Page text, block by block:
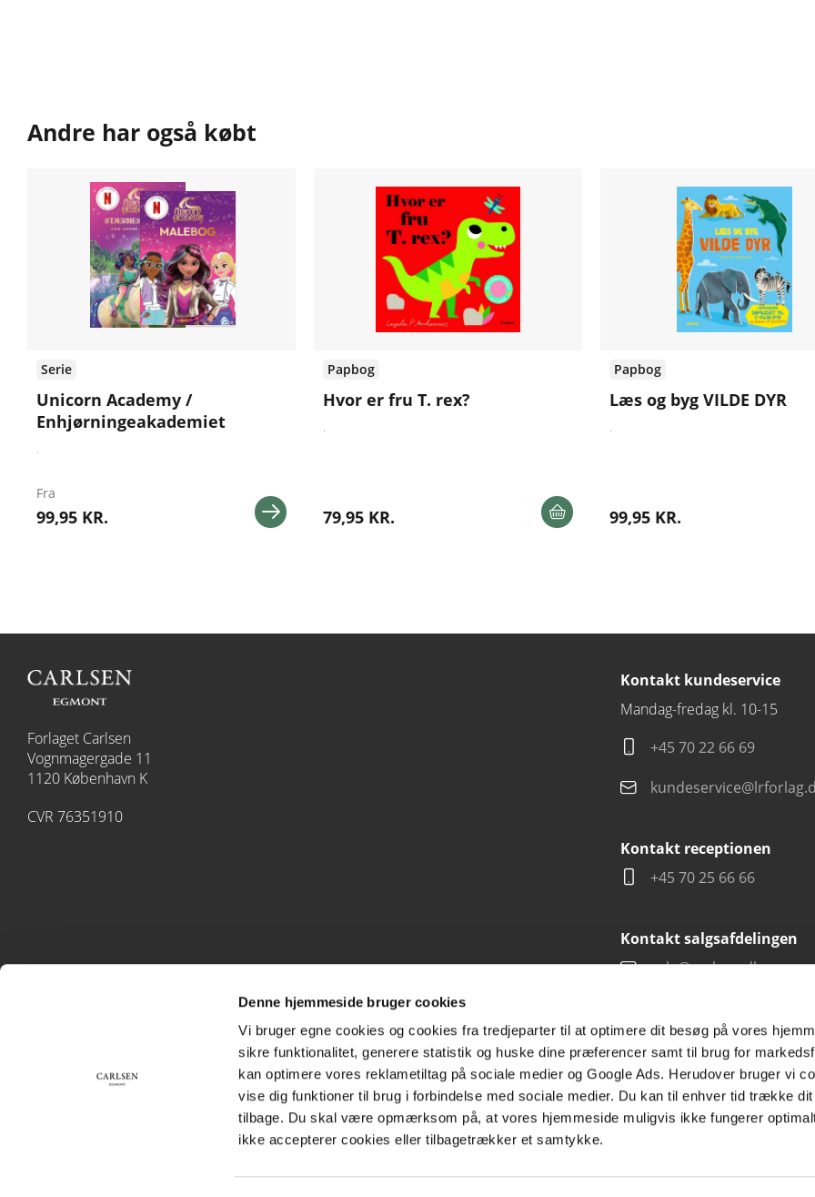
Denne hjemmeside bruger cookies
Vi bruger egne cookies og cookies fra tredjeparter til at optimere dit besøg på vores
sikre funktionalitet, generere statistik og huske dine præferencer samt til brug for
kan optimere vores reklametiltag på sociale medier og Google Ads. Herudover bruger vi
vise dig funktioner til brug i forbindelse med sociale medier. Du kan til enhver tid trække
tilbage. Du skal være opmærksom på, at vores hjemmeside muligvis ikke fungerer
ikke accepterer cookies eller tilbagetrækker et samtykke.
Andre har også købt
Serie
Unicorn Academy /
Enhjørningeakademiet
.
Fra
99,95 KR.
Papbog
Hvor er fru T. rex?
.
79,95 KR.
Papbog
Læs og byg VILDE DYR
.
99,95 KR.
Forlaget Carlsen
Vognmagergade 11
1120 København K
CVR 76351910
Kontakt kundeservice
Mandag-fredag kl. 10-15
+45 70 22 66 69
Kontakt receptionen
+45 70 25 66 66
Kontakt salgsafdelingen
salg@carlsen.dk